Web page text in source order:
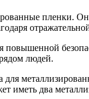
пленки.
повышенной
людей.
для
иметь два